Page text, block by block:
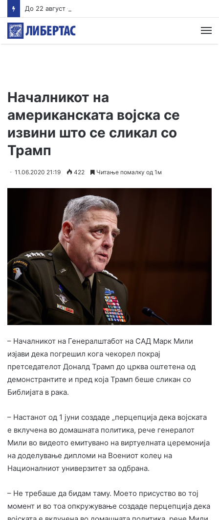
Началникот на
американската војска се
извини што се сликал со
Трамп
11.06.2020 21:19 422 Читање помалку од 1м
– Началникот на Генералштабот на САД Марк Мили
изјави дека погрешил кога чекорел покрај
претседателот Доналд Трамп до црква оштетена од
демонстрантите и пред која Трамп беше сликан со
Библијата в рака.
– Настанот од 1 јуни создаде „перцепција дека војската
е вклучена во домашната политика, рече генералот
Мили во видеото емитувано на виртуелната церемонија
на доделување дипломи на Воениот колеџ на
Националниот универзитет за одбрана.
– Не требаше да бидам таму. Моето присуство во тој
момент и во тоа опкружување создаде перцепција дека